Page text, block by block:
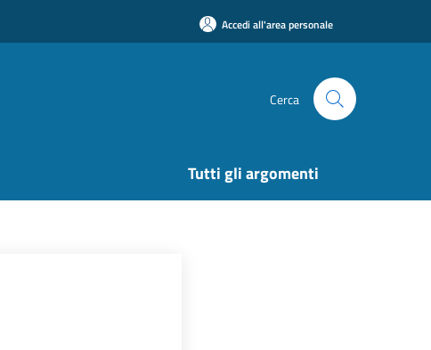
Accedi all'area personale
Cerca
Tutti gli argomenti